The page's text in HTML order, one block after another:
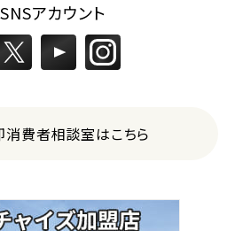
アカウント
費者相談室はこちら